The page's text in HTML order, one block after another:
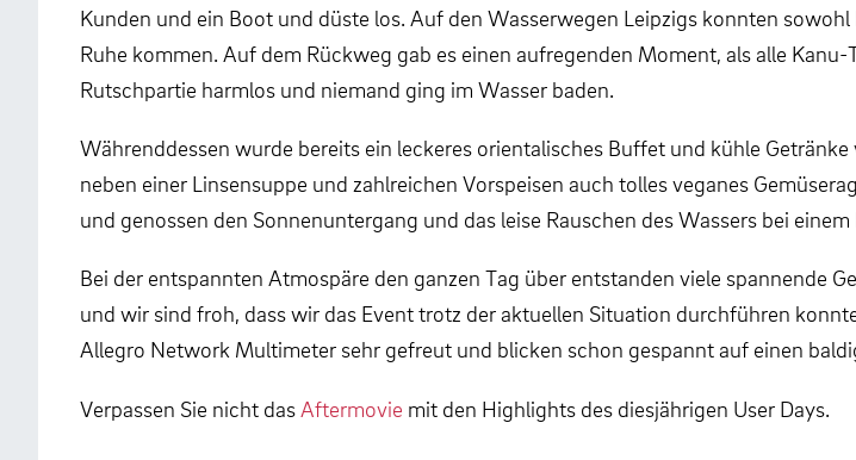
Kunden und ein Boot und düste los. Auf den Wasserwegen Leipzigs konnten
Ruhe kommen. Auf dem Rückweg gab es einen aufregenden Moment, als alle
Rutschpartie harmlos und niemand ging im Wasser baden.
Währenddessen wurde bereits ein leckeres orientalisches Buffet und kühle
neben einer Linsensuppe und zahlreichen Vorspeisen auch tolles veganes
und genossen den Sonnenuntergang und das leise Rauschen des Wassers bei
Bei der entspannten Atmospäre den ganzen Tag über entstanden viele spannende
und wir sind froh, dass wir das Event trotz der aktuellen Situation durchführen
Allegro Network Multimeter sehr gefreut und blicken schon gespannt auf einen
Verpassen Sie nicht das Aftermovie mit den Highlights des diesjährigen User Days.